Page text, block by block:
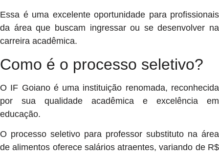
Essa é uma excelente oportunidade para profissionais
da área que buscam ingressar ou se desenvolver na
carreira acadêmica.
Como é o processo seletivo?
O IF Goiano é uma instituição renomada, reconhecida
por sua qualidade acadêmica e excelência em
educação.
O processo seletivo para professor substituto na área
de alimentos oferece salários atraentes, variando de R$